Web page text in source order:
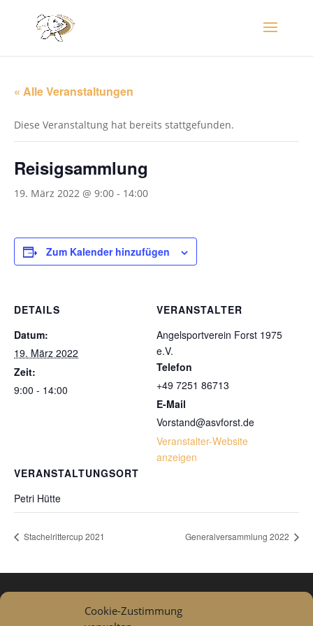
Cookie-Zustimmung
« Alle Veranstaltungen
Diese Veranstaltung hat bereits stattgefunden.
Reisigsammlung
19. März 2022 @ 9:00 - 14:00
Zum Kalender hinzufügen
DETAILS
Datum:
19. März 2022
Zeit:
9:00 - 14:00
VERANSTALTUNGSORT
Petri Hütte
VERANSTALTER
Angelsportverein Forst 1975
e.V.
Telefon
+49 7251 86713
E-Mail
Vorstand@asvforst.de
Veranstalter-Website
anzeigen
Stachelrittercup 2021 Generalversammlung 2022
Datenschutzerklärung